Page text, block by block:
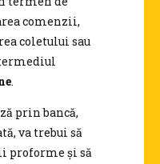
comenzii,
coletului sau
.
prin bancă,
va trebui să
proforme şi să